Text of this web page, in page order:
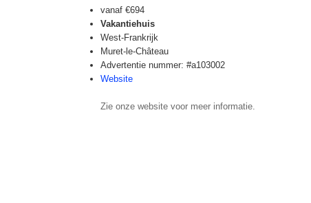
vanaf €694
Vakantiehuis
West-Frankrijk
Muret-le-Château
Advertentie nummer: #a103002
Website
Zie onze website voor meer informatie.